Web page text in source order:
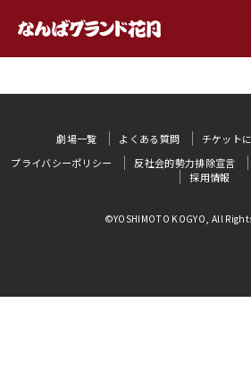
劇場一覧 よくある質問
チケット
プライバシーポリシー
反社会的勢力排除宣言
採用情報
©YOSHIMOTO KOGYO, All